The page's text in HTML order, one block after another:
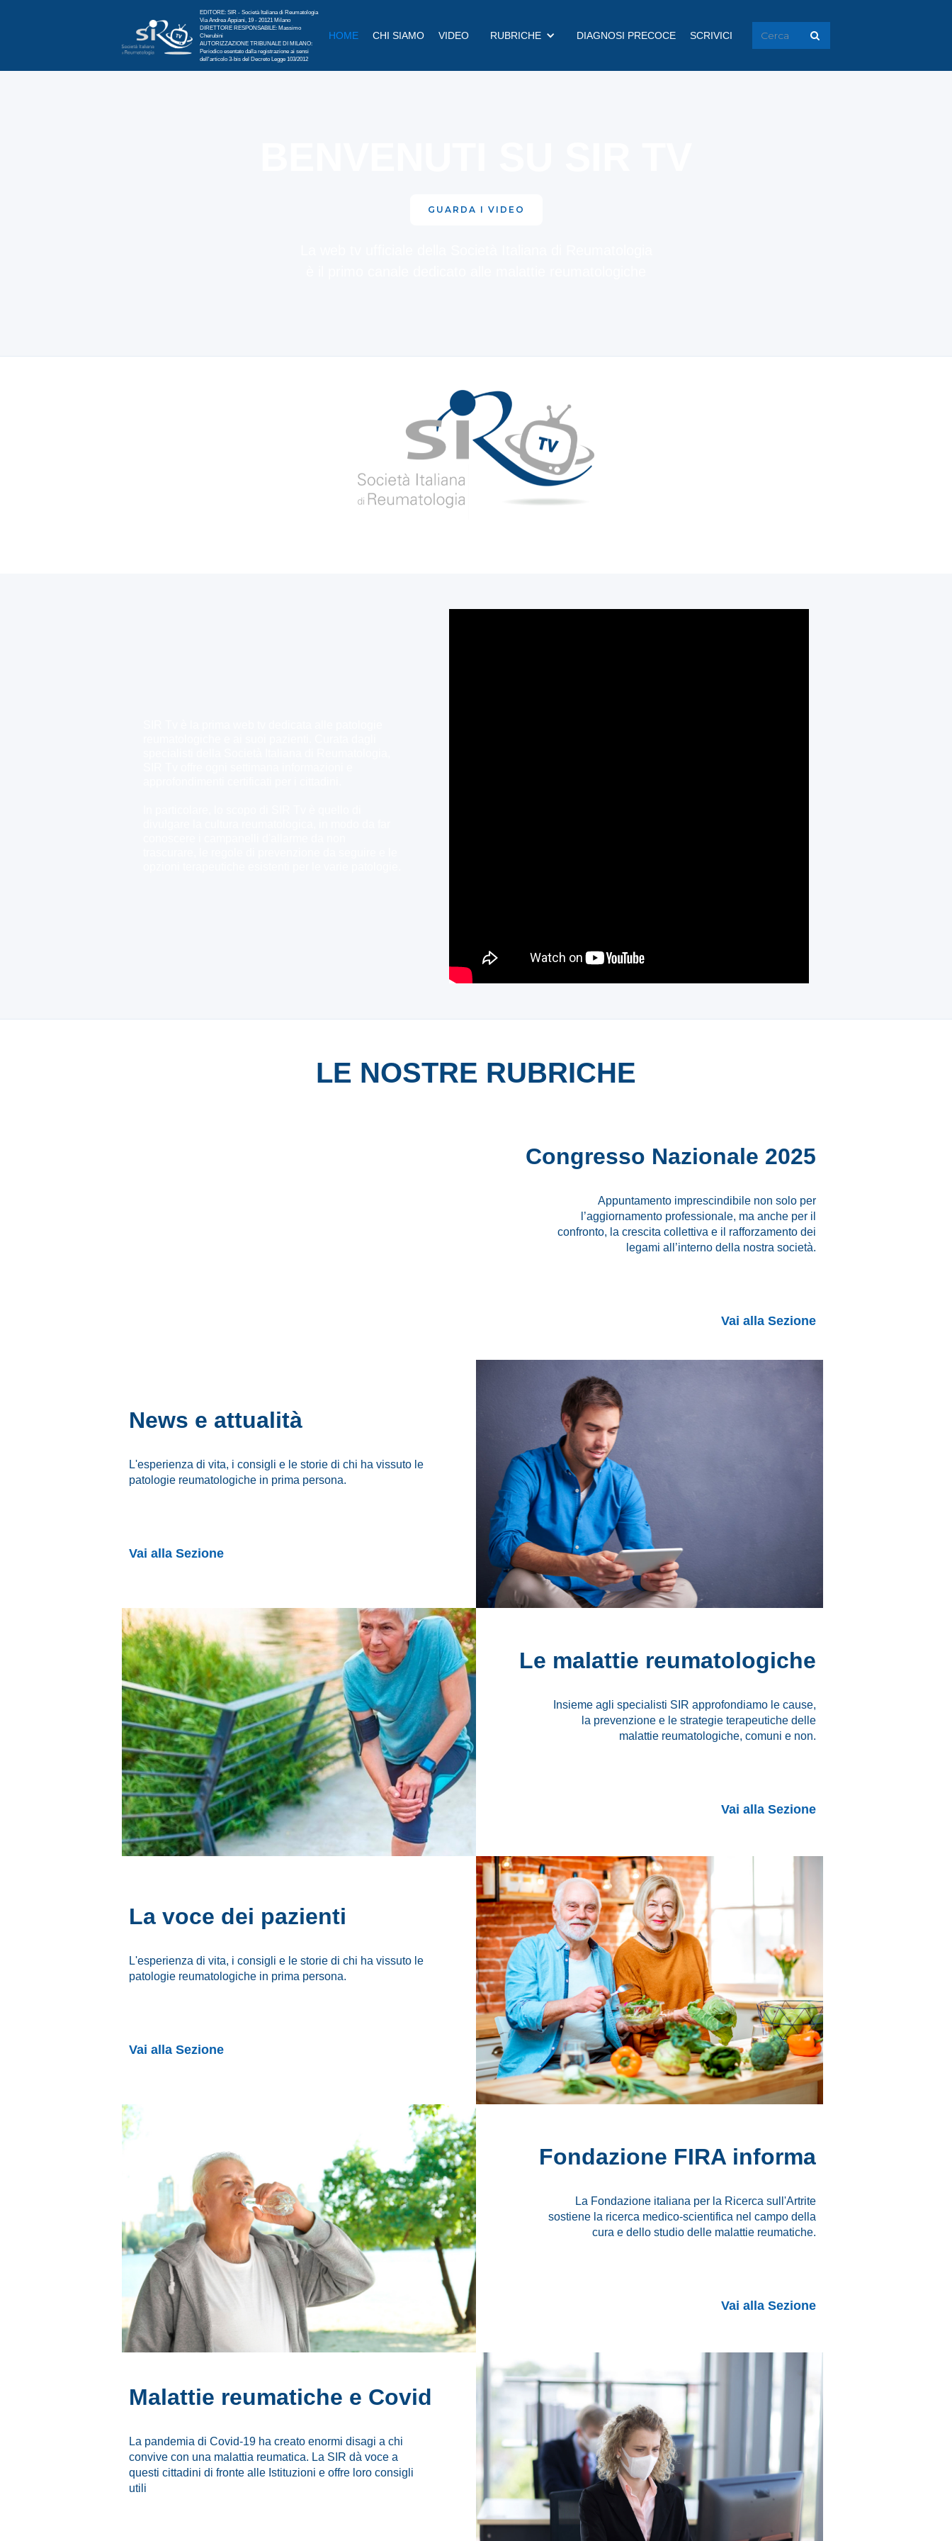
EDITORE: SIR - Società Italiana di Reumatologia
Via Andrea Appiani, 19 - 20121 Milano
DIRETTORE RESPONSABILE: Massimo
Cherubini
AUTORIZZAZIONE TRIBUNALE DI MILANO:
‍Periodico esentato dalla registrazione ai sensi
dell'articolo 3-bis del Decreto Legge 103/2012
HOME CHI SIAMO VIDEO RUBRICHE DIAGNOSI PRECOCE SCRIVICI
GUARDA I VIDEO
LE NOSTRE RUBRICHE
Congresso Nazionale 2025
Appuntamento imprescindibile non solo per
l’aggiornamento professionale, ma anche per il
confronto, la crescita collettiva e il rafforzamento dei
legami all’interno della nostra società.
Vai alla Sezione
News e attualità
L'esperienza di vita, i consigli e le storie di chi ha vissuto le
patologie reumatologiche in prima persona.
Vai alla Sezione
Le malattie reumatologiche
Insieme agli specialisti SIR approfondiamo le cause,
la prevenzione e le strategie terapeutiche delle
malattie reumatologiche, comuni e non.
Vai alla Sezione
La voce dei pazienti
L'esperienza di vita, i consigli e le storie di chi ha vissuto le
patologie reumatologiche in prima persona.
Vai alla Sezione
Fondazione FIRA informa
La Fondazione italiana per la Ricerca sull'Artrite
sostiene la ricerca medico-scientifica nel campo della
cura e dello studio delle malattie reumatiche.
Vai alla Sezione
Malattie reumatiche e Covid
La pandemia di Covid-19 ha creato enormi disagi a chi
convive con una malattia reumatica. La SIR dà voce a
questi cittadini di fronte alle Istituzioni e offre loro consigli
utili